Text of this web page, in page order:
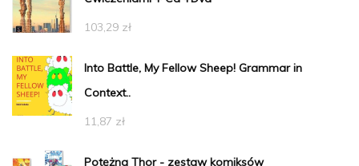
103,29 zł
Into Battle, My Fellow Sheep! Grammar in
Context..
11,87 zł
Potężna Thor - zestaw komiksów